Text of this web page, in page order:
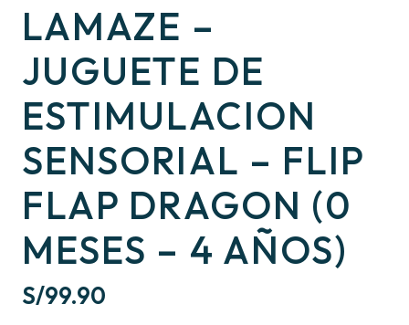
LAMAZE –
JUGUETE DE
ESTIMULACION
SENSORIAL – FLIP
FLAP DRAGON (0
MESES – 4 AÑOS)
S/99.90